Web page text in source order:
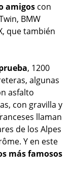
amigos con
BMW
que también
, 1200
algunas
asfalto
con gravilla y
llaman
de los Alpes
Y en este
más famosos